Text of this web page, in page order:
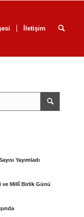
İletişim
Yayımladı
ve Millî Birlik Günü